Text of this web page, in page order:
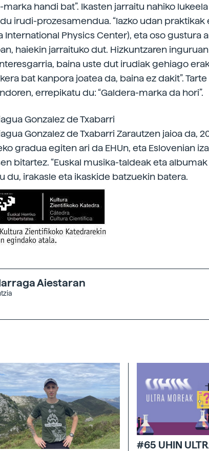
marka handi bat”. Ikasten jarraitu nahiko
irudi-prozesamendua. “Iazko udan praktikak
International Physics Center), eta oso gustura
haiekin jarraituko dut. Hizkuntzaren
baina uste dut irudiak gehiago
bat kanpora joatea da, baina ez dakit”.
errepikatu du: “Galdera-marka da hori”.
Gonzalez de Txabarri
Gonzalez de Txabarri Zarautzen jaioa da,
gradua egiten ari da EHUn, eta Eslovenian
bitartez. “Euskal musika-taldeak eta albumak
du, irakasle eta ikaskide batzuekin batera.
Aiestaran
#65 UHIN